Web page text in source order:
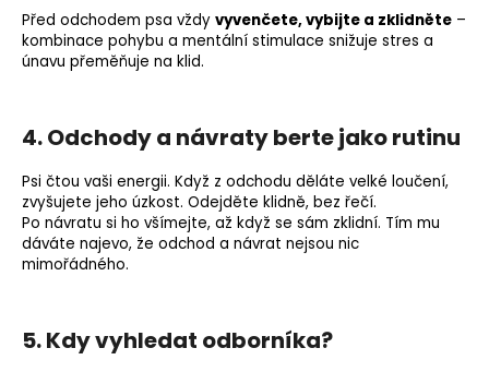
Před odchodem psa vždy vyvenčete, vybijte a zklidněte –
kombinace pohybu a mentální stimulace snižuje stres a
únavu přeměňuje na klid.
4. Odchody a návraty berte jako rutinu
Psi čtou vaši energii. Když z odchodu děláte velké loučení,
zvyšujete jeho úzkost. Odejděte klidně, bez řečí.
Po návratu si ho všímejte, až když se sám zklidní. Tím mu
dáváte najevo, že odchod a návrat nejsou nic
mimořádného.
5. Kdy vyhledat odborníka?